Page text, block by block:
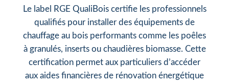
Le label RGE QualiBois certifie les professionnels
qualifiés pour installer des équipements de
chauffage au bois performants comme les poêles
à granulés, inserts ou chaudières biomasse. Cette
certification permet aux particuliers d’accéder
aux aides financières de rénovation énergétique